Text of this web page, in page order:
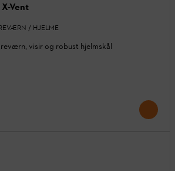
Vent
/ HJELME
visir og robust hjelmskål